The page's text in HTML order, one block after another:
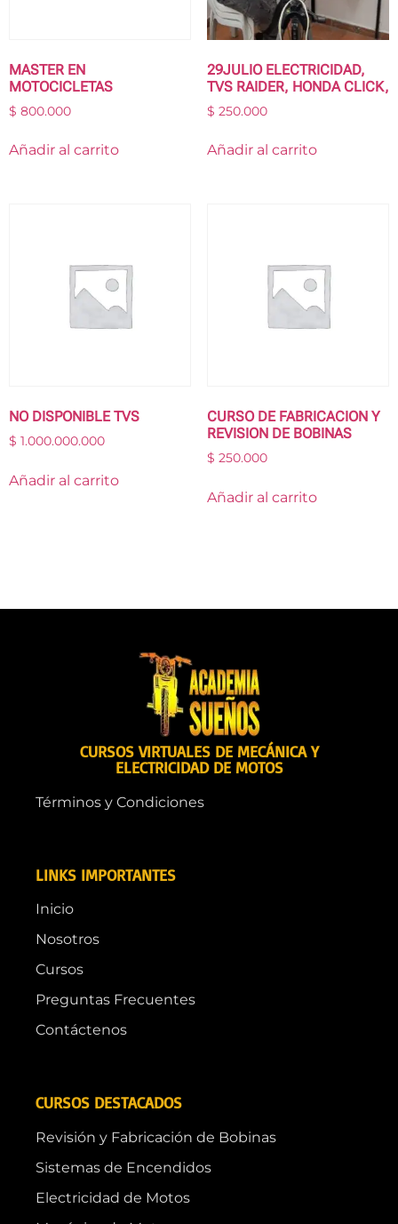
MASTER EN
MOTOCICLETAS
$ 800.000
Añadir al carrito
29JULIO ELECTRICIDAD,
TVS RAIDER, HONDA CLICK,
$ 250.000
Añadir al carrito
NO DISPONIBLE TVS
$ 1.000.000.000
Añadir al carrito
CURSO DE FABRICACION Y
REVISION DE BOBINAS
$ 250.000
Añadir al carrito
CURSOS VIRTUALES DE MECÁNICA Y
ELECTRICIDAD DE MOTOS
Términos y Condiciones
LINKS IMPORTANTES
Inicio
Nosotros
Cursos
Preguntas Frecuentes
Contáctenos
CURSOS DESTACADOS
Revisión y Fabricación de Bobinas
Sistemas de Encendidos
Electricidad de Motos